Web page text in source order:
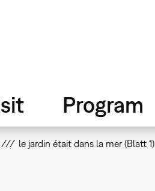
Program
le jardin était dans la mer (Blatt 1)